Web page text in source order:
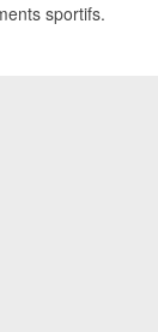
sportifs.